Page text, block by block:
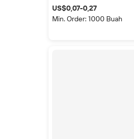
untuk umpan pancing
US$0,07-0,27
Min. Order: 1000 Buah